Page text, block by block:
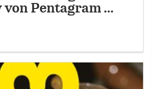
Pentagram …